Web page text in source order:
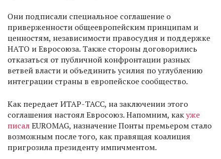
Они подписали специальное соглашение о
приверженности общеевропейским принципам и
ценностям, независимости правосудия и поддержке
НАТО и Евросоюза. Также стороны договорились
отказаться от публичной конфронтации разных
ветвей власти и объединить усилия по углублению
интеграции страны в европейское сообщество.
Как передает ИТАР-ТАСС, на заключении этого
соглашения настоял Евросоюз. Напомним, какуже
писалEUROMAG, назначение Понты премьером стало
возможным после того, как правящая коалиция
пригрозила президенту импичментом.